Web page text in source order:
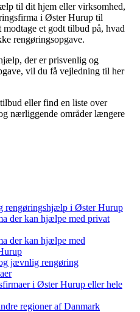
til dit hjem eller virksomhed,
i Øster Hurup til
et godt tilbud på, hvad
rengøringsopgave.
der er prisvenlig og
vil du få vejledning til her
eller find en liste over
nærliggende områder længere
rengøringshjælp i Øster Hurup
der kan hjælpe med privat
der kan hjælpe med
jævnlig rengøring
i Øster Hurup eller hele
regioner af Danmark